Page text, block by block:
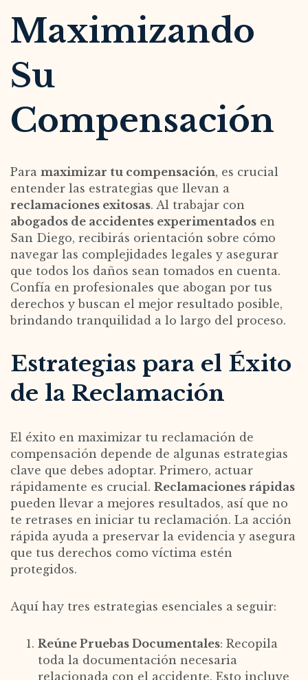
Maximizando
Su
Compensación
Para maximizar tu compensación, es crucial
entender las estrategias que llevan a
reclamaciones exitosas. Al trabajar con
abogados de accidentes experimentados en
San Diego, recibirás orientación sobre cómo
navegar las complejidades legales y asegurar
que todos los daños sean tomados en cuenta.
Confía en profesionales que abogan por tus
derechos y buscan el mejor resultado posible,
brindando tranquilidad a lo largo del proceso.
Estrategias para el Éxito
de la Reclamación
El éxito en maximizar tu reclamación de
compensación depende de algunas estrategias
clave que debes adoptar. Primero, actuar
rápidamente es crucial. Reclamaciones rápidas
pueden llevar a mejores resultados, así que no
te retrases en iniciar tu reclamación. La acción
rápida ayuda a preservar la evidencia y asegura
que tus derechos como víctima estén
protegidos.
Aquí hay tres estrategias esenciales a seguir:
Reúne Pruebas Documentales: Recopila
toda la documentación necesaria
relacionada con el accidente. Esto incluye